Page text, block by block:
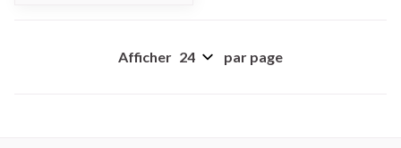
Afficher par page